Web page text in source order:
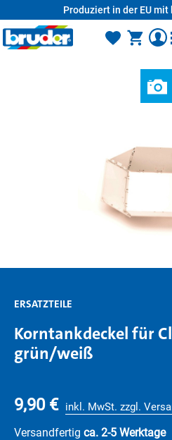
Produziert in der EU
ERSATZTEILE
Korntankdeckel für
grün/weiß
9,90 € inkl. MwSt. zzgl.
Versandfertig ca. 2-5 Werktage